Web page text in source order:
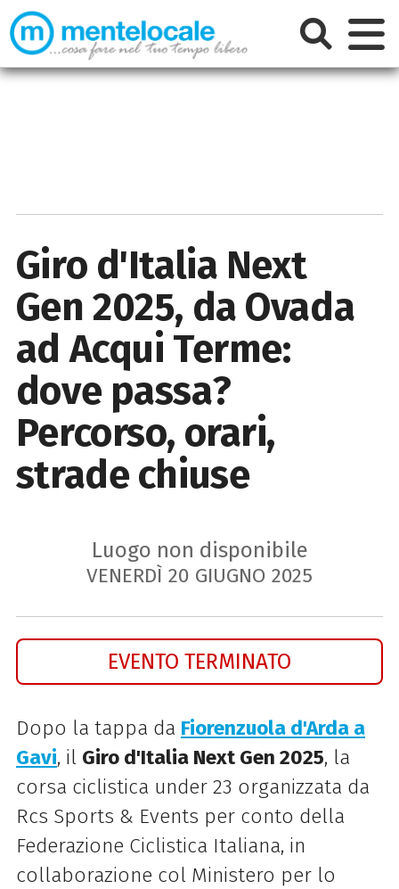
Giro d'Italia Next
Gen 2025, da Ovada
ad Acqui Terme:
dove passa?
Percorso, orari,
strade chiuse
Luogo non disponibile
VENERDÌ 20 GIUGNO 2025
EVENTO TERMINATO
Dopo la tappa da Fiorenzuola d'Arda a
Gavi, il Giro d'Italia Next Gen 2025, la
corsa ciclistica under 23 organizzata da
Rcs Sports & Events per conto della
Federazione Ciclistica Italiana, in
collaborazione col Ministero per lo